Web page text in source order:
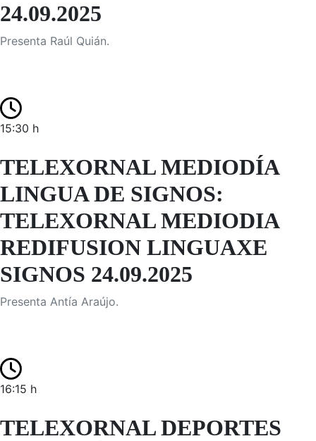
24.09.2025
Presenta Raúl Quián.
15:30 h
TELEXORNAL MEDIODÍA
LINGUA DE SIGNOS:
TELEXORNAL MEDIODIA
REDIFUSION LINGUAXE
SIGNOS 24.09.2025
Presenta Antía Araújo.
16:15 h
TELEXORNAL DEPORTES